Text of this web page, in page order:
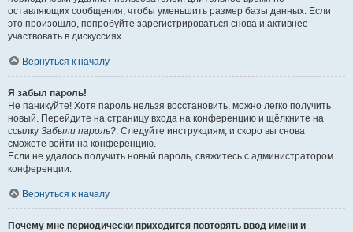
оставляющих сообщения, чтобы уменьшить размер базы данных. Если
это произошло, попробуйте зарегистрироваться снова и активнее
участвовать в дискуссиях.
Вернуться к началу
Я забыл пароль!
Не паникуйте! Хотя пароль нельзя восстановить, можно легко получить
новый. Перейдите на страницу входа на конференцию и щёлкните на
ссылку Забыли пароль?. Следуйте инструкциям, и скоро вы снова
сможете войти на конференцию.
Если не удалось получить новый пароль, свяжитесь с администратором
конференции.
Вернуться к началу
Почему мне периодически приходится повторять ввод имени и